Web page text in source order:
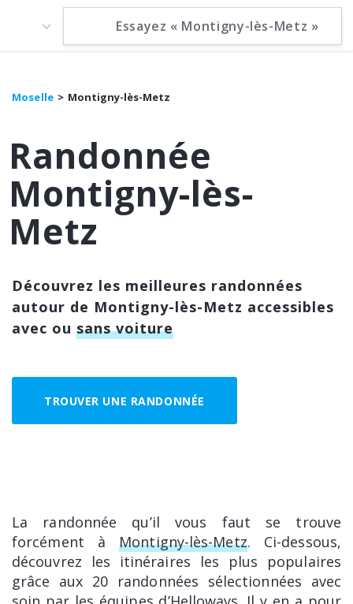
Moselle Montigny-lès-Metz
Randonnée
Montigny-lès-
Metz
Découvrez les meilleures randonnées
autour de Montigny-lès-Metz accessibles
avec ou sans voiture
TROUVER UNE RANDONNÉE
La randonnée qu’il vous faut se trouve
forcément àMontigny-lès-Metz. Ci-dessous,
découvrez les itinéraires les plus populaires
grâce aux 20 randonnées sélectionnées avec